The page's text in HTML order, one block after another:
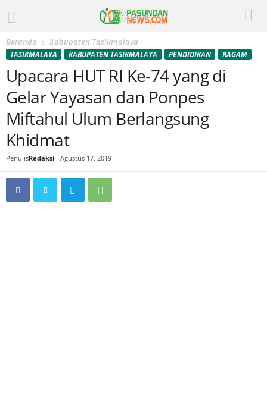
Beranda Kabupaten Tasikmalaya
TASIKMALAYA KABUPATEN TASIKMALAYA PENDIDIKAN RAGAM
Upacara HUT RI Ke-74 yang di
Gelar Yayasan dan Ponpes
Miftahul Ulum Berlangsung
Khidmat
PenulisRedaksi - Agustus 17, 2019